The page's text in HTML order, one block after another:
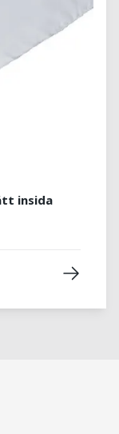
insida